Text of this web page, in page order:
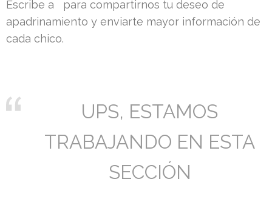
Escribe a para compartirnos tu deseo de
apadrinamiento y enviarte mayor información de
cada chico.
UPS, ESTAMOS
TRABAJANDO EN ESTA
SECCIÓN